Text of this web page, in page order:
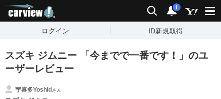
検索 通知
i
ログイン ID新規取得
スズキ ジムニー 「今までで一番です！」のユ
ーザーレビュー
宇喜多Yoshidさん